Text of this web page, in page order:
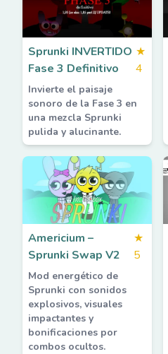
Sprunki INVERTIDO
Fase 3 Definitivo
★
4
Invierte el paisaje
sonoro de la Fase 3 en
una mezcla Sprunki
pulida y alucinante.
Americium –
Sprunki Swap V2
★
5
Mod energético de
Sprunki con sonidos
explosivos, visuales
impactantes y
bonificaciones por
combos ocultos.